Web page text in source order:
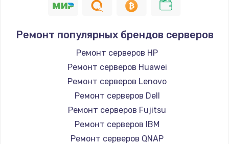
1190 руб.
Замена корпуса
Заказать
Замена тачпада
Заказать
Ремонт популярных брендов серверов
Ремонт серверов HP
Ремонт серверов Huawei
Ремонт серверов Lenovo
Ремонт серверов Dell
Ремонт серверов Fujitsu
Ремонт серверов IBM
Ремонт серверов QNAP